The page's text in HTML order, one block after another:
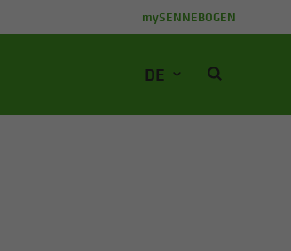
mySENNEBOGEN
DE